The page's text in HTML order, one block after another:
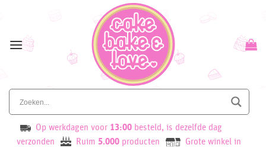
content
Op werkdagen voor 13:00 besteld, is dezelfde dag
verzonden
Ruim 5.000 producten
Grote winkel in